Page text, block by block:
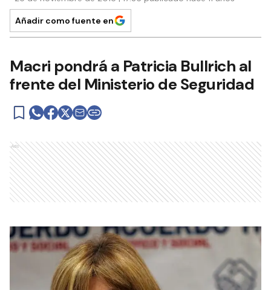
Añadir como fuente en
Macri pondrá a Patricia Bullrich al
frente del Ministerio de Seguridad
Ads